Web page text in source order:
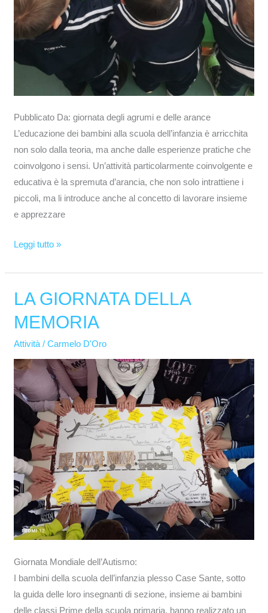
Pubblicato Da: giornata degli agrumi e delle arance
L’educazione dei bambini alla scuola dell’infanzia è arricchita
non solo dalla teoria, ma anche dalle esperienze pratiche che
coinvolgono i sensi. Un’attività particolarmente coinvolgente e
educativa è la spremuta d’arancia, che non solo intrattiene i
piccoli, ma li introduce anche al concetto di lavorare insieme
e apprezzare
Leggi tutto »
LA GIORNATA DELLA
MEMORIA
Attività /Carmelo D'Oro
Giornata Mondiale dell’Autismo:
I bambini della scuola dell’infanzia plesso Case Sante, sotto
la guida delle loro insegnanti di sezione, insieme ai bambini
delle classi Prime della scuola primaria, hanno realizzato un
LA
DELLA
MEMORIA